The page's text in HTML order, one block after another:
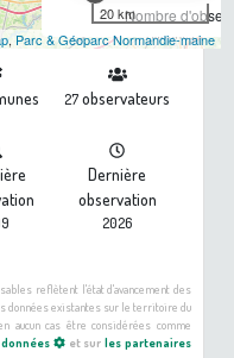
Nombre
20 km
, Parc & Géoparc Normandie-maine
27observateurs
Dernière
observation
2026
reflètent l'état d'avancement des
données existantes sur le territoire du
aucun cas être considérées comme
et surles partenaires